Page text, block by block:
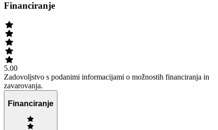
Financiranje
5.00
Zadovoljstvo s podanimi informacijami o možnostih financiranja in
zavarovanja.
Financiranje